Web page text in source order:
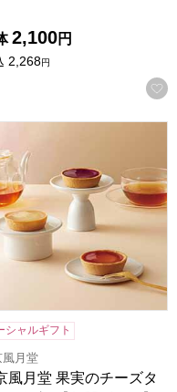
入りに登録する
2,100円
2,268円
ース 10個入[MRM-02A]
シャルギフト
風月堂
風月堂 果実のチーズタ